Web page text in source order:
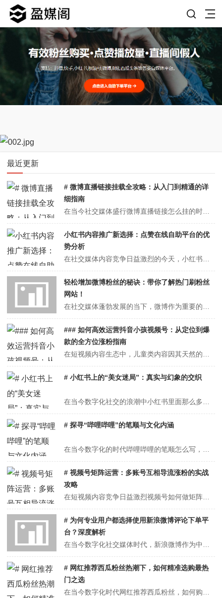
最近更新
# 微博直播链接挂载全攻略：从入门到精通的详
细指南
小红书内容推广新选择：点赞在线自助平台的优
势分析
轻松增加微博粉丝的秘诀：带你了解热门刷粉丝
网站！
### 如何高效运营抖音小孩视频号：从定位到爆
款的全方位涨粉指南
# 小红书上的“美女迷局”：真实与幻象的交织
# 探寻“哔哩哔哩”的笔顺与文化内涵
# 视频号矩阵运营：多账号互相导流涨粉的实战
攻略
# 为何专业用户都选择使用新浪微博评论下单平
台？深度解析
# 网红推荐西瓜粉丝热潮下，如何精准选购最热
门之选